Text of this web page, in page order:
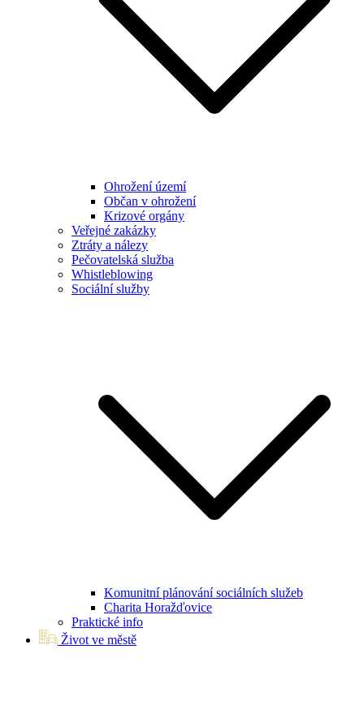
Ohrožení území
Občan v ohrožení
Krizové orgány
Veřejné zakázky
Ztráty a nálezy
Pečovatelská služba
Whistleblowing
Sociální služby
Komunitní plánování sociálních služeb
Charita Horažďovice
Praktické info
Život ve městě